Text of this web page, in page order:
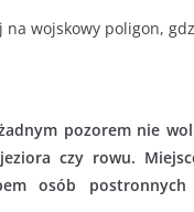
wojskowy poligon,
pozorem nie
czy rowu.
osób